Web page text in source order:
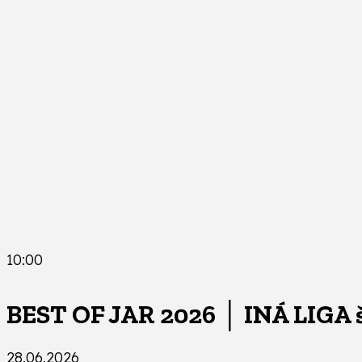
10:00
BEST OF JAR 2026 │ INÁ
28.06.2026